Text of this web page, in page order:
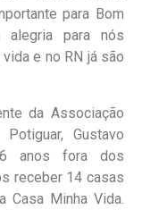
para Bom
alegria para nós
e no RN já são
da Associação
Gustavo
anos fora dos
receber 14 casas
Minha Vida.